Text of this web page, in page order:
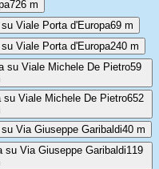
726 m
Viale Porta d'Europa69 m
Viale Porta d'Europa240 m
su Viale Michele De Pietro59
su Viale Michele De Pietro652
Via Giuseppe Garibaldi40 m
su Via Giuseppe Garibaldi119